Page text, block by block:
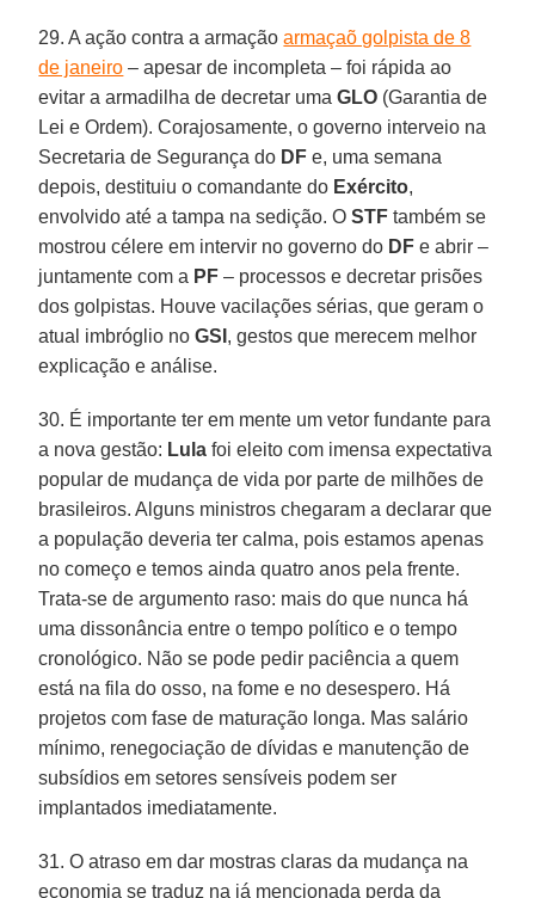
29. A ação contra a armaçãoarmaçaõ golpista de 8
de janeiro – apesar de incompleta – foi rápida ao
evitar a armadilha de decretar umaGLO (Garantia de
Lei e Ordem). Corajosamente, o governo interveio na
Secretaria de Segurança do DF e, uma semana
depois, destituiu o comandante do Exército,
envolvido até a tampa na sedição. OSTF também se
mostrou célere em intervir no governo do DF e abrir –
juntamente com a PF – processos e decretar prisões
dos golpistas. Houve vacilações sérias, que geram o
atual imbróglio noGSI , gestos que merecem melhor
explicação e análise.
30. É importante ter em mente um vetor fundante para
a nova gestão: Lula foi eleito com imensa expectativa
popular de mudança de vida por parte de milhões de
brasileiros. Alguns ministros chegaram a declarar que
a população deveria ter calma, pois estamos apenas
no começo e temos ainda quatro anos pela frente.
Trata-se de argumento raso: mais do que nunca há
uma dissonância entre o tempo político e o tempo
cronológico. Não se pode pedir paciência a quem
está na fila do osso, na fome e no desespero. Há
projetos com fase de maturação longa. Mas salário
mínimo, renegociação de dívidas e manutenção de
subsídios em setores sensíveis podem ser
implantados imediatamente.
31. O atraso em dar mostras claras da mudança na
economia se traduz na já mencionada perda da